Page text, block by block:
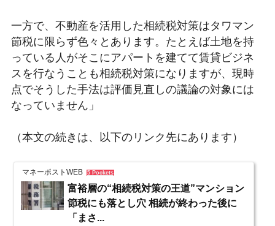
一方で、不動産を活用した相続税対策はタワマン
節税に限らず色々とあります。たとえば土地を持
っている人がそこにアパートを建てて賃貸ビジネ
スを行なうことも相続税対策になりますが、現時
点でそうした手法は評価見直しの議論の対象には
なっていません」
（本文の続きは、以下のリンク先にあります）
マネーポストWEB 5 Pockets
富裕層の“相続税対策の王道”マンション
節税にも落とし穴 相続が終わった後に
「まさ...